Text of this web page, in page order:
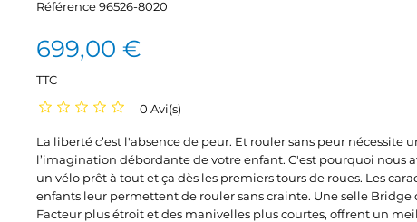
Référence96526-8020
699,00 €
TTC
0 Avi(s)
La liberté c’est l'absence de peur. Et rouler sans peur nécessite
l’imagination débordante de votre enfant. C'est pourquoi nous
un vélo prêt à tout et ça dès les premiers tours de roues. Les
enfants leur permettent de rouler sans crainte. Une selle Bridge
Facteur plus étroit et des manivelles plus courtes, offrent un